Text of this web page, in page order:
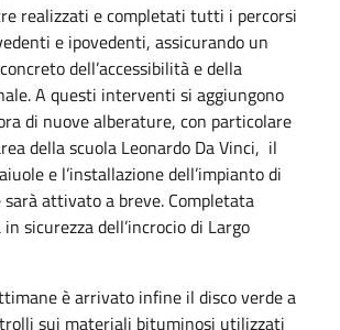
realizzati e completati tutti i percorsi
e ipovedenti, assicurando un
dell’accessibilità e della
A questi interventi si aggiungono
di nuove alberature, con particolare
della scuola Leonardo Da Vinci, il
e l’installazione dell’impianto di
attivato a breve. Completata
sicurezza dell’incrocio di Largo
è arrivato infine il disco verde a
sui materiali bituminosi utilizzati